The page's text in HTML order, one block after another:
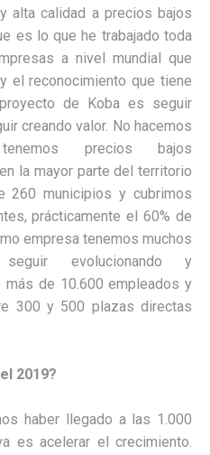
alta calidad a precios bajos
es lo que he trabajado toda
a nivel mundial que
el reconocimiento que tiene
de Koba es seguir
creando valor. No hacemos
precios bajos
la mayor parte del territorio
260 municipios y cubrimos
prácticamente el 60% de
empresa tenemos muchos
evolucionando y
más de 10.600 empleados y
300 y 500 plazas directas
2019?
haber llegado a las 1.000
es acelerar el crecimiento.